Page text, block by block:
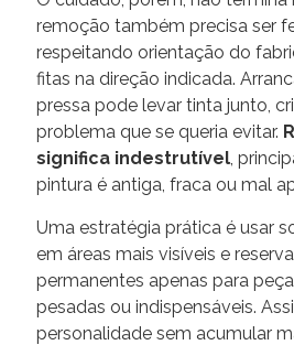
remoção também precisa ser
respeitando orientação do
fitas na direção indicada.
pressa pode levar tinta junto,
problema que se queria evitar.
significa indestrutível ,
pintura é antiga, fraca ou mal
Uma estratégia prática é usar
em áreas mais visíveis e
permanentes apenas para
pesadas ou indispensáveis.
personalidade sem acumular